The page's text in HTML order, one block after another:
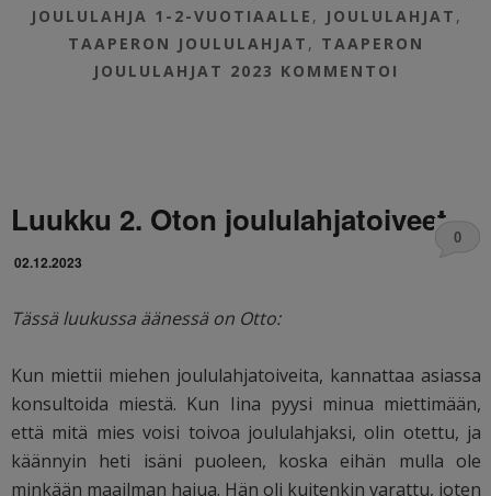
JOULULAHJA 1-2-VUOTIAALLE , JOULULAHJAT ,
TAAPERON JOULULAHJAT , TAAPERON
JOULULAHJAT 2023 KOMMENTOI
Luukku 2. Oton joululahjatoiveet
02.12.2023
0
Tässä luukussa äänessä on Otto:
Kun miettii miehen joululahjatoiveita, kannattaa asiassa
konsultoida miestä. Kun Iina pyysi minua miettimään,
että mitä mies voisi toivoa joululahjaksi, olin otettu, ja
käännyin heti isäni puoleen, koska eihän mulla ole
minkään maailman hajua. Hän oli kuitenkin varattu, joten